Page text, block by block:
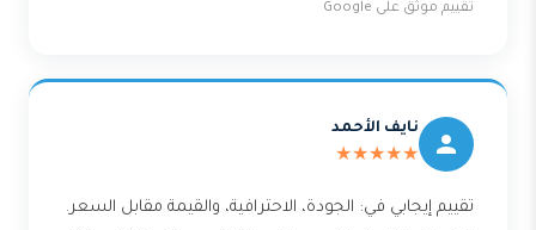
تقييم موثّق على Google
نايف الأحمد
★★★★★
تقييم إيجابي في: الجودة، الاحترافية، والقيمة مقابل السعر.